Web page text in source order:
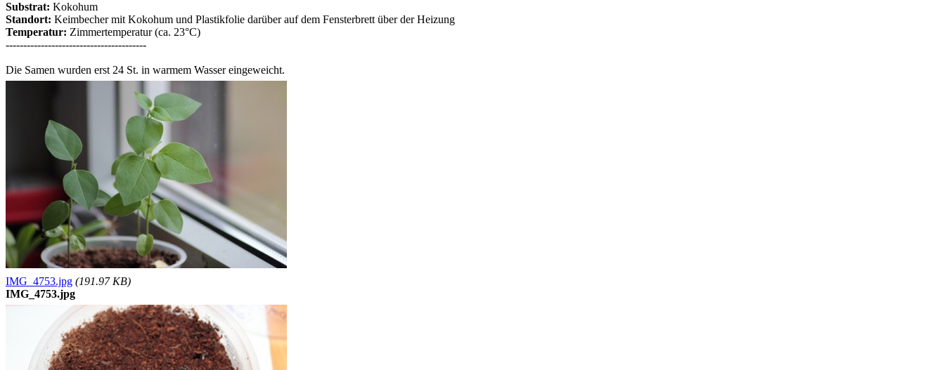
Substrat: Kokohum
Standort: Keimbecher mit Kokohum und Plastikfolie darüber auf dem Fensterbrett über der Heizung
Temperatur: Zimmertemperatur (ca. 23°C)
----------------------------------------
Die Samen wurden erst 24 St. in warmem Wasser eingeweicht.
IMG_4753.jpg (191.97 KB)
IMG_4753.jpg